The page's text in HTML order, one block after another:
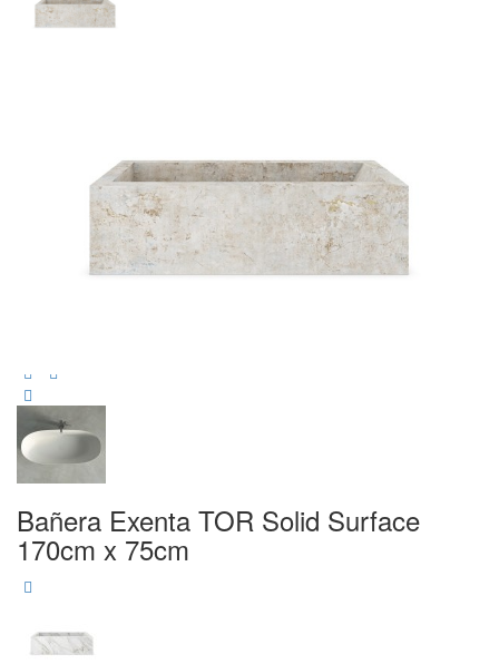
Bañera Exenta TOR Solid Surface
170cm x 75cm